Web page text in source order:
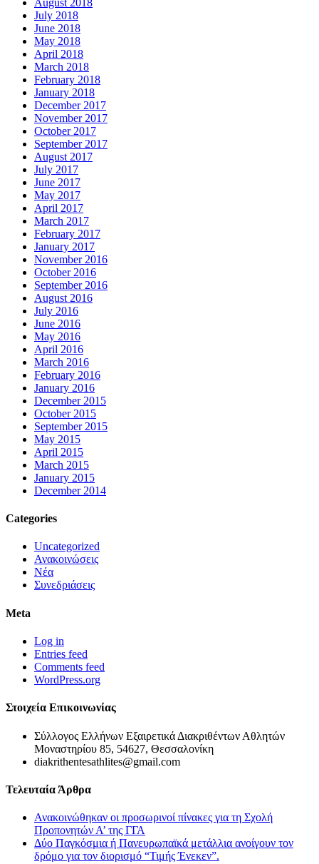
August 2018
July 2018
June 2018
May 2018
April 2018
March 2018
February 2018
January 2018
December 2017
November 2017
October 2017
September 2017
August 2017
July 2017
June 2017
May 2017
April 2017
March 2017
February 2017
January 2017
November 2016
October 2016
September 2016
August 2016
July 2016
June 2016
May 2016
April 2016
March 2016
February 2016
January 2016
December 2015
October 2015
September 2015
May 2015
April 2015
March 2015
January 2015
December 2014
Categories
Uncategorized
Ανακοινώσεις
Νέα
Συνεδριάσεις
Meta
Log in
Entries feed
Comments feed
WordPress.org
Στοιχεία Επικοινωνίας
Σύλλογος Ελλήνων Εξαιρετικά Διακριθέντων Αθλητών
Μοναστηρίου 85, 54627, Θεσσαλονίκη
diakrithentesathlites@gmail.com
Τελευταία Άρθρα
Ανακοινώθηκαν οι προσωρινοί πίνακες για τη Σχολή
Προπονητών Α’ της ΓΓΑ
Δύο Παγκόσμια ή Πανευρωπαϊκά μετάλλια ανοίγουν τον
δρόμο για τον διορισμό “Τιμής Ένεκεν”.